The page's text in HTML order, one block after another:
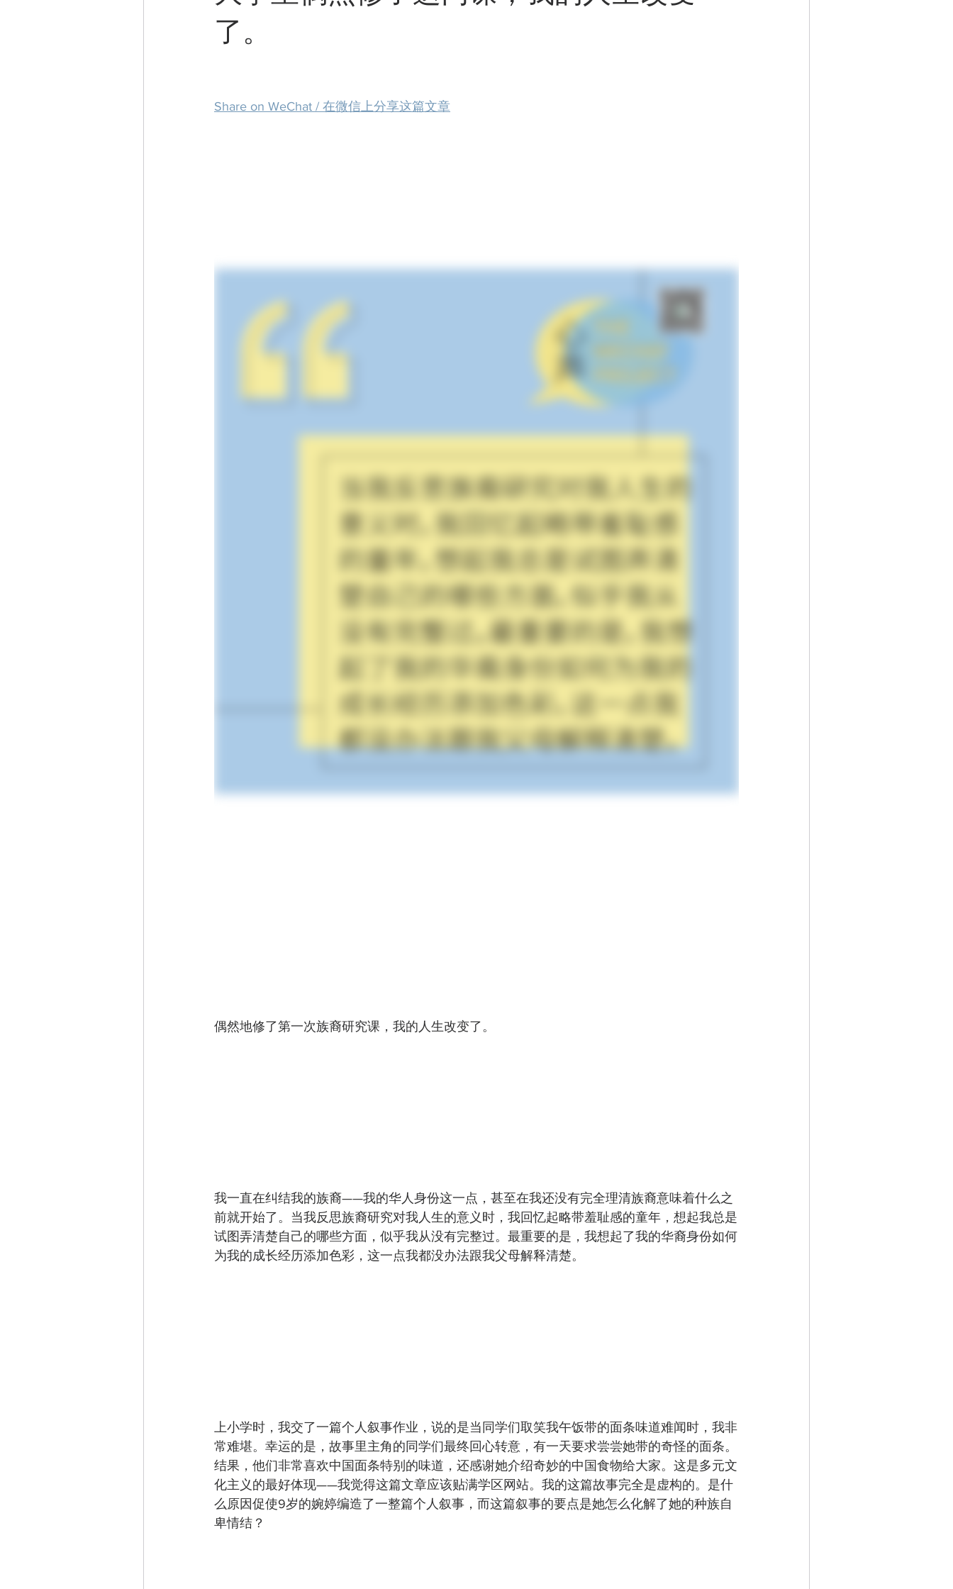
了。
Share on WeChat / 在微信上分享这篇文章
偶然地修了第一次族裔研究课，我的人生改变了。
我一直在纠结我的族裔——我的华人身份这一点，甚至在我还没有完全理清族裔意味着什么之
前就开始了。当我反思族裔研究对我人生的意义时，我回忆起略带羞耻感的童年，想起我总是
试图弄清楚自己的哪些方面，似乎我从没有完整过。最重要的是，我想起了我的华裔身份如何
为我的成长经历添加色彩，这一点我都没办法跟我父母解释清楚。
上小学时，我交了一篇个人叙事作业，说的是当同学们取笑我午饭带的面条味道难闻时，我非
常难堪。幸运的是，故事里主角的同学们最终回心转意，有一天要求尝尝她带的奇怪的面条。
结果，他们非常喜欢中国面条特别的味道，还感谢她介绍奇妙的中国食物给大家。这是多元文
化主义的最好体现——我觉得这篇文章应该贴满学区网站。我的这篇故事完全是虚构的。是什
么原因促使9岁的婉婷编造了一整篇个人叙事，而这篇叙事的要点是她怎么化解了她的种族自
卑情结？